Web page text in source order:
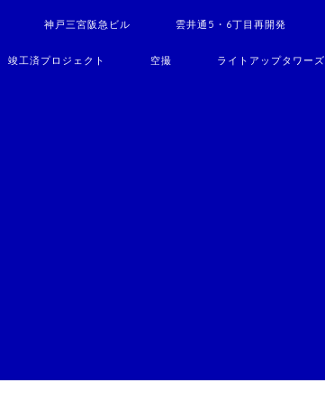
神戸三宮阪急ビル 雲井通5・6丁目再開発
竣工済プロジェクト 空撮 ライトアップタワーズ